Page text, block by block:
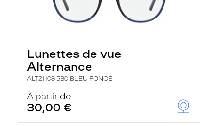
Lunettes de vue
Alternance
ALT21108 530 BLEU FONCE
À partir de
30,00 €